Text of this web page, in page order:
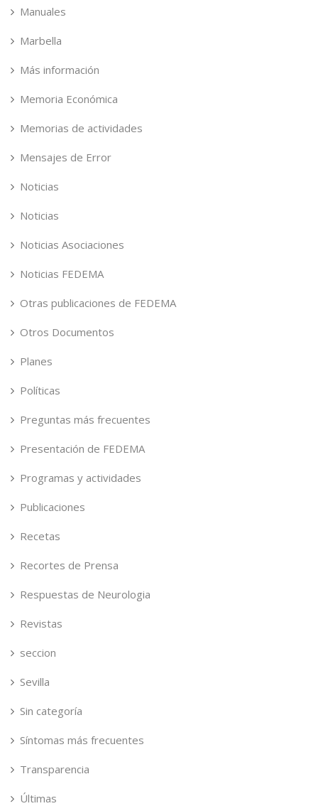
Manuales
Marbella
Más información
Memoria Económica
Memorias de actividades
Mensajes de Error
Noticias
Noticias
Noticias Asociaciones
Noticias FEDEMA
Otras publicaciones de FEDEMA
Otros Documentos
Planes
Políticas
Preguntas más frecuentes
Presentación de FEDEMA
Programas y actividades
Publicaciones
Recetas
Recortes de Prensa
Respuestas de Neurologia
Revistas
seccion
Sevilla
Sin categoría
Síntomas más frecuentes
Transparencia
Últimas